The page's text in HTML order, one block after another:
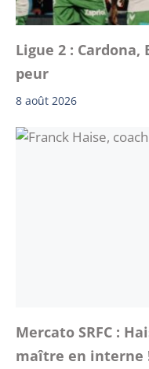
Ligue 2 : Cardona,
peur
8 août 2026
Mercato SRFC :
maître en interne